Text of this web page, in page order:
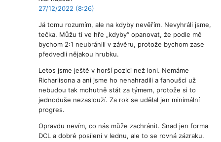
27/12/2022 (8:26)
Já tomu rozumím, ale na kdyby nevěřím. Nevyhráli jsme,
tečka. Můžu ti ve hře „kdyby“ opanovat, že podle mě
bychom 2:1 neubránili v závěru, protože bychom zase
předvedli nějakou hrubku.
Letos jsme ještě v horší pozici než loni. Nemáme
Richarlisona a ani jsme ho nenahradili a fanoušci už
nebudou tak mohutně stát za týmem, protože si to
jednoduše nezaslouží. Za rok se udělal jen minimální
progres.
Opravdu nevím, co nás může zachránit. Snad jen forma
DCL a dobré posílení v lednu, ale to se rovná zázraku.